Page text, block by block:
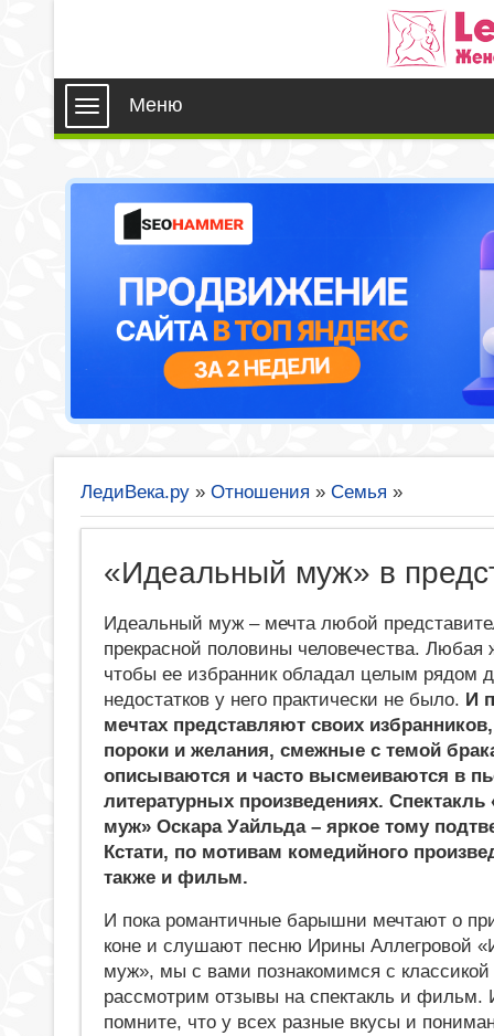
Меню
ЛедиВека.ру » Отношения » Семья »
«Идеальный муж» в
Идеальный муж – мечта любой
прекрасной половины человечества. Любая
чтобы ее избранник обладал целым рядом
недостатков у него практически не было. И
мечтах представляют своих
пороки и желания, смежные с темой
описываются и часто высмеиваются в
литературных произведениях.
муж» Оскара Уайльда – яркое тому
Кстати, по мотивам комедийного
также и фильм.
И пока романтичные барышни мечтают о
коне и слушают песню Ирины Аллегровой
муж», мы с вами познакомимся с
рассмотрим отзывы на спектакль и фильм.
помните, что у всех разные вкусы и